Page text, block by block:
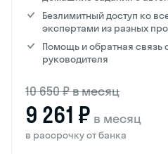
Безлимитный доступ ко
экспертами из разных
Помощь и обратная связь
руководителя
10 650 ₽ в месяц
9 261 ₽ в месяц
в рассрочку от банка